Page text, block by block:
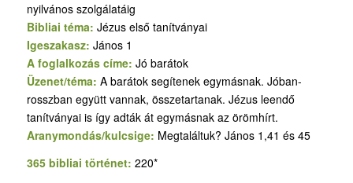
nyilvános szolgálatáig
Bibliai téma: Jézus első tanítványai
Igeszakasz: János 1
A foglalkozás címe: Jó barátok
Üzenet/téma: A barátok segítenek egymásnak. Jóban-
rosszban együtt vannak, összetartanak. Jézus leendő
tanítványai is így adták át egymásnak az örömhírt.
Aranymondás/kulcsige: Megtaláltuk? János 1,41 és 45
365 bibliai történet: 220*